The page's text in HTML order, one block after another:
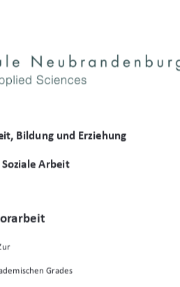
͕ŝůĚƵŶŐƵŶĚƌnjŝĞŚƵŶŐ